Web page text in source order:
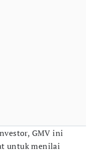
GMV ini
untuk menilai